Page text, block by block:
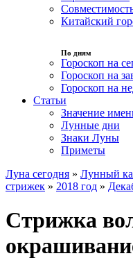
Китайский
По дням
Гороскоп на
Гороскоп на
Гороскоп на
Статьи
Значение
Лунные дни
Знаки Луны
Приметы
Луна сегодня » Лунный
стрижек » 2018 год »
Стрижка